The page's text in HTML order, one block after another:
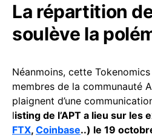
La répartition
soulève la
Néanmoins, cette
membres de la communauté
plaignent d’une
listing de l’APT a lieu sur les
FTX, Coinbase..) le 19